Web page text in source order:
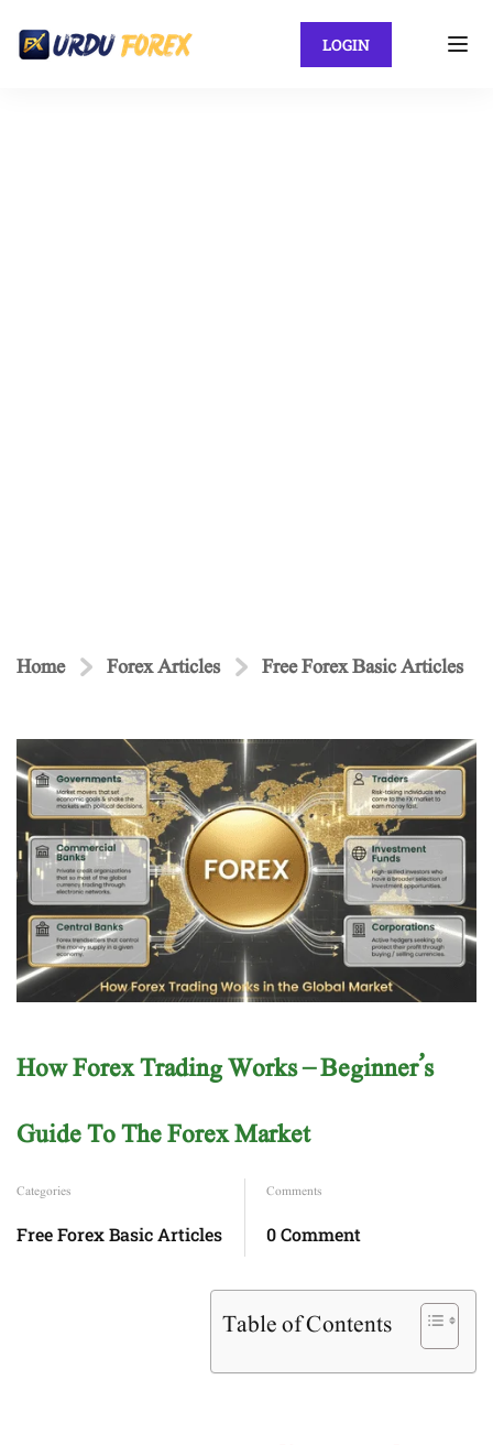
LOGIN
Home Forex Articles Free Forex Basic Articles
How Forex Trading Works – Beginner’s
Guide To The Forex Market
Categories
Free Forex Basic Articles
Comments
0 Comment
Table of Contents